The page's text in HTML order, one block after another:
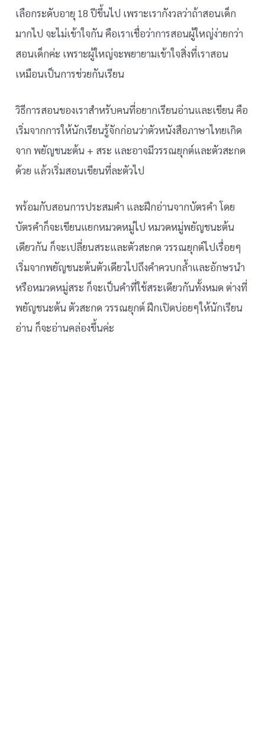
เลือกระดับอายุ 18 ปีขึ้นไป เพราะเรากังวลว่าถ้าสอนเด็ก
มากไป จะไม่เข้าใจกัน คือเราเชื่อว่าการสอนผู้ใหญ่ง่ายกว่า
สอนเด็กค่ะ เพราะผู้ใหญ่จะพยายามเข้าใจสิ่งที่เราสอน
เหมือนเป็นการช่วยกันเรียน
วิธีการสอนของเราสำหรับคนที่อยากเรียนอ่านและเขียน คือ
เริ่มจากการให้นักเรียนรู้จักก่อนว่าตัวหนังสือภาษาไทยเกิด
จาก พยัญชนะต้น + สระ และอาจมีวรรณยุกต์และตัวสะกด
ด้วย แล้วเริ่มสอนเขียนที่ละตัวไป
พร้อมกับสอนการประสมคำ และฝึกอ่านจากบัตรคำ โดย
บัตรคำก็จะเขียนแยกหมวดหมู่ไป หมวดหมู่พยัญชนะต้น
เดียวกัน ก็จะเปลี่ยนสระและตัวสะกด วรรณยุกต์ไปเรื่อยๆ
เริ่มจากพยัญชนะต้นตัวเดียวไปถึงคำควบกล้ำและอักษรนำ
หรือหมวดหมู่สระ ก็จะเป็นคำที่ใช้สระเดียวกันทั้งหมด ต่างที่
พยัญชนะต้น ตัวสะกด วรรณยุกต์ ฝึกเปิดบ่อยๆให้นักเรียน
อ่าน ก็จะอ่านคล่องขึ้นค่ะ